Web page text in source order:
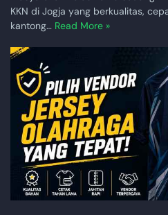
KKN di Jogja yang berkualitas,
kantong… Read More »